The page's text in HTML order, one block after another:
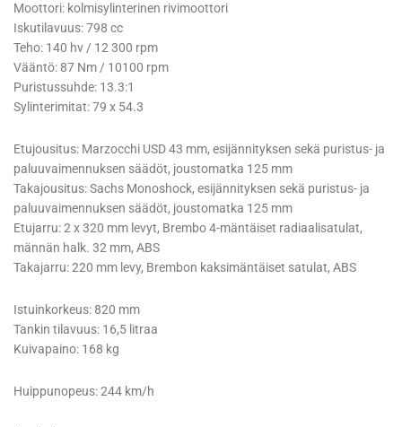
Moottori: kolmisylinterinen rivimoottori
Iskutilavuus: 798 cc
Teho: 140 hv / 12 300 rpm
Vääntö: 87 Nm / 10100 rpm
Puristussuhde: 13.3:1
Sylinterimitat: 79 x 54.3
Etujousitus: Marzocchi USD 43 mm, esijännityksen sekä puristus- ja
paluuvaimennuksen säädöt, joustomatka 125 mm
Takajousitus: Sachs Monoshock, esijännityksen sekä puristus- ja
paluuvaimennuksen säädöt, joustomatka 125 mm
Etujarru: 2 x 320 mm levyt, Brembo 4-mäntäiset radiaalisatulat,
männän halk. 32 mm, ABS
Takajarru: 220 mm levy, Brembon kaksimäntäiset satulat, ABS
Istuinkorkeus: 820 mm
Tankin tilavuus: 16,5 litraa
Kuivapaino: 168 kg
Huippunopeus: 244 km/h